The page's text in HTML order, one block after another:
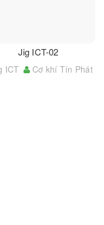
Jig ICT-02
ICT Cơ khí Tín Phát